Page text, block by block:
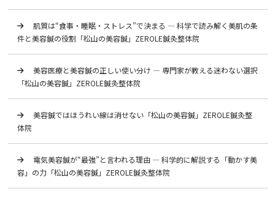
肌質は“食事・睡眠・ストレス”で決まる ― 科学で読み解く美肌の条
件と美容鍼の役割「松山の美容鍼」ZEROLE鍼灸整体院
美容医療と美容鍼の正しい使い分け ― 専門家が教える迷わない選択
「松山の美容鍼」ZEROLE鍼灸整体院
美容鍼ではほうれい線は消せない「松山の美容鍼」ZEROLE鍼灸整
体院
電気美容鍼が“最強”と言われる理由 ― 科学的に解説する「動かす美
容」の力「松山の美容鍼」ZEROLE鍼灸整体院